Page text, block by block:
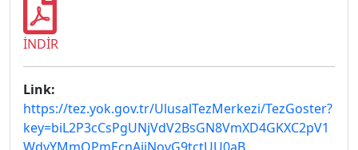
İNDİR
Link:
https://tez.yok.gov.tr/UlusalTezMerkezi/TezGoster?
key=biL2P3cCsPgUNjVdV2BsGN8VmXD4GKXC2pV1